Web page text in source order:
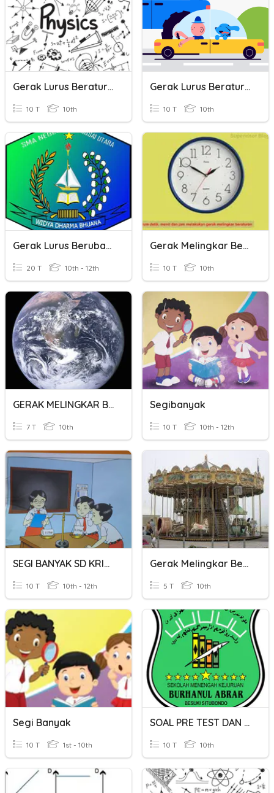
Gerak Lurus Beraturan
10 T 10th
Gerak Lurus Beraturan
10 T 10th
Gerak Lurus Berubah Beraturan
20 T 10th - 12th
Gerak Melingkar Beraturan
10 T 10th
GERAK MELINGKAR BERATURAN
7 T 10th
Segibanyak
10 T 10th - 12th
SEGI BANYAK SD KRISBA
10 T 10th - 12th
Gerak Melingkar Beraturan
5 T 10th
Segi Banyak
10 T 1st - 10th
SOAL PRE TEST DAN POST TEST
10 T 10th